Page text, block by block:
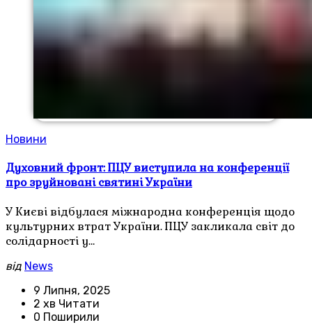
Новини
Духовний фронт: ПЦУ виступила на конференції
про зруйновані святині України
У Києві відбулася міжнародна конференція щодо
культурних втрат України. ПЦУ закликала світ до
солідарності у…
від News
9 Липня, 2025
2 хв Читати
0 Поширили